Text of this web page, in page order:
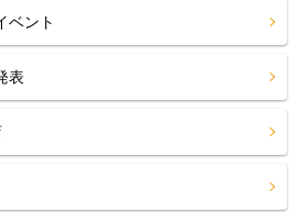
ント
表